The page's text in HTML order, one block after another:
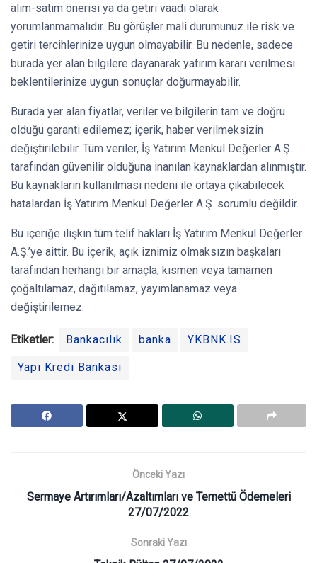
alım-satım önerisi ya da getiri vaadi olarak
yorumlanmamalıdır. Bu görüşler mali durumunuz ile risk ve
getiri tercihlerinize uygun olmayabilir. Bu nedenle, sadece
burada yer alan bilgilere dayanarak yatırım kararı verilmesi
beklentilerinize uygun sonuçlar doğurmayabilir.
Burada yer alan fiyatlar, veriler ve bilgilerin tam ve doğru
olduğu garanti edilemez; içerik, haber verilmeksizin
değiştirilebilir. Tüm veriler, İş Yatırım Menkul Değerler A.Ş.
tarafından güvenilir olduğuna inanılan kaynaklardan alınmıştır.
Bu kaynakların kullanılması nedeni ile ortaya çıkabilecek
hatalardan İş Yatırım Menkul Değerler A.Ş. sorumlu değildir.
Bu içeriğe ilişkin tüm telif hakları İş Yatırım Menkul Değerler
A.Ş.’ye aittir. Bu içerik, açık iznimiz olmaksızın başkaları
tarafından herhangi bir amaçla, kısmen veya tamamen
çoğaltılamaz, dağıtılamaz, yayımlanamaz veya
değiştirilemez.
Etiketler: Bankacılık banka YKBNK.IS
Yapı Kredi Bankası
Önceki Yazı
Sermaye Artırımları/Azaltımları ve Temettü Ödemeleri
27/07/2022
Sonraki Yazı